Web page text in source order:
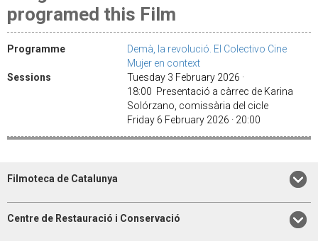
programed this Film
Programme
Demà, la revolució. El Colectivo Cine
Mujer en context
Sessions
Tuesday 3 February 2026 ·
18:00 Presentació a càrrec de Karina
Solórzano, comissària del cicle
Friday 6 February 2026 · 20:00
Filmoteca de Catalunya
Centre de Restauració i Conservació